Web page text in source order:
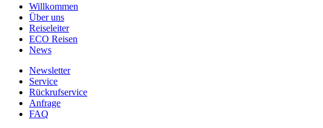
Willkommen
Über uns
Reiseleiter
ECO Reisen
News
Newsletter
Service
Rückrufservice
Anfrage
FAQ